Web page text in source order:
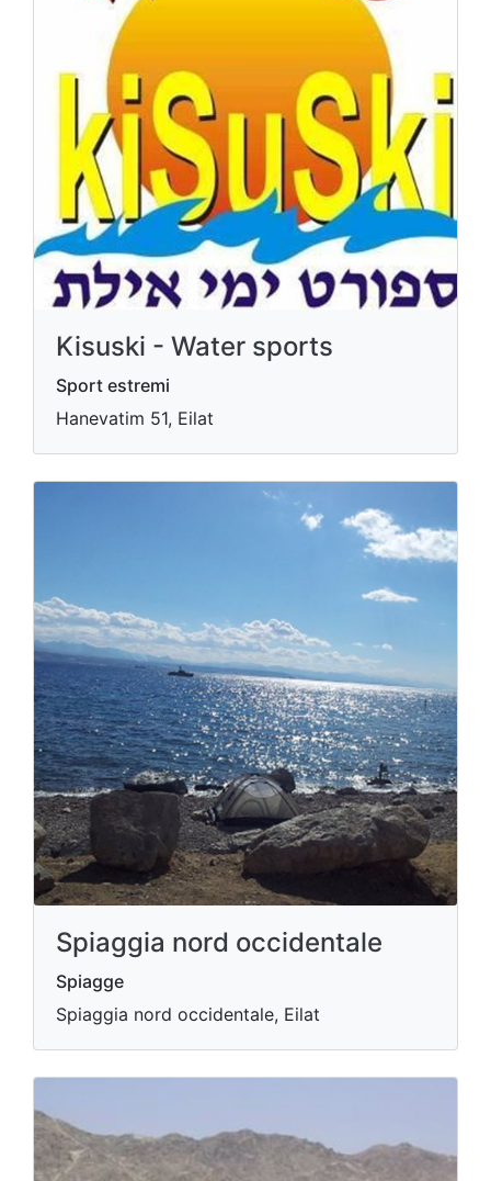
Kisuski - Water sports
Sport estremi
Hanevatim 51, Eilat
Spiaggia nord occidentale
Spiagge
Spiaggia nord occidentale, Eilat